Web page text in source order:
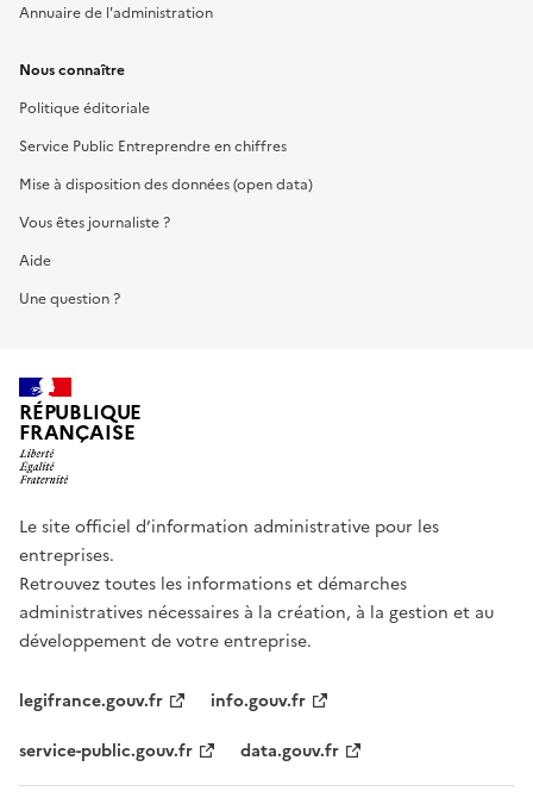
Annuaire de l'administration
Nous connaître
Politique éditoriale
Service Public Entreprendre en chiffres
Mise à disposition des données (open data)
Vous êtes journaliste ?
Aide
Une question ?
RÉPUBLIQUE
FRANÇAISE
Le site officiel d’information administrative pour les
entreprises.
Retrouvez toutes les informations et démarches
administratives nécessaires à la création, à la gestion et au
développement de votre entreprise.
legifrance.gouv.fr
info.gouv.fr
service-public.gouv.fr
data.gouv.fr